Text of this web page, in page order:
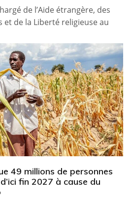
de l’Aide étrangère, des
de la Liberté religieuse au
49 millions de personnes
fin 2027 à cause du